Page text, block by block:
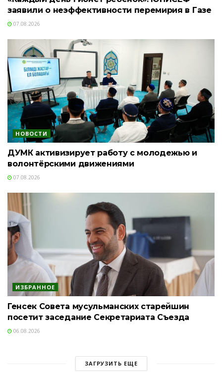
заявили о неэффективности перемирия в Газе
07.08.2026
НОВОСТИ
ДУМК активизирует работу с молодежью и
волонтёрскими движениями
07.08.2026
ИЗБРАННОЕ
Генсек Совета мусульманских старейшин
посетит заседание Секретариата Съезда
06.08.2026
ЗАГРУЗИТЬ ЕЩЕ